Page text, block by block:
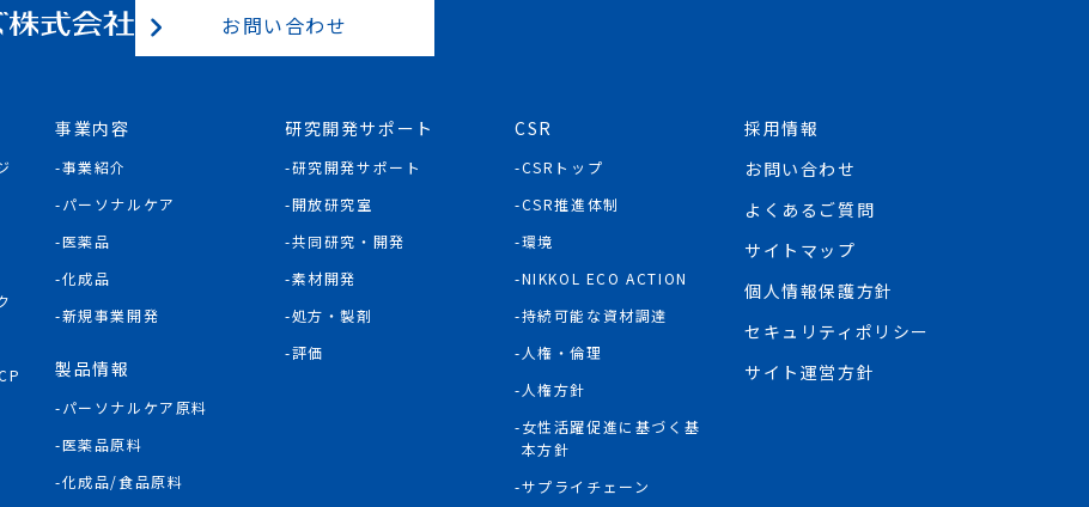
お問い合わせ
事業内容
事業紹介
パーソナルケア
医薬品
化成品
新規事業開発
製品情報
パーソナルケア原料
医薬品原料
化成品/食品原料
研究開発サポート
研究開発サポート
開放研究室
共同研究・開発
素材開発
処方・製剤
評価
CSR
CSRトップ
CSR推進体制
環境
NIKKOL ECO ACTION
持続可能な資材調達
人権・倫理
人権方針
女性活躍促進に基づく基
本方針
サプライチェーン
採用情報
お問い合わせ
よくあるご質問
サイトマップ
個人情報保護方針
セキュリティポリシー
サイト運営方針